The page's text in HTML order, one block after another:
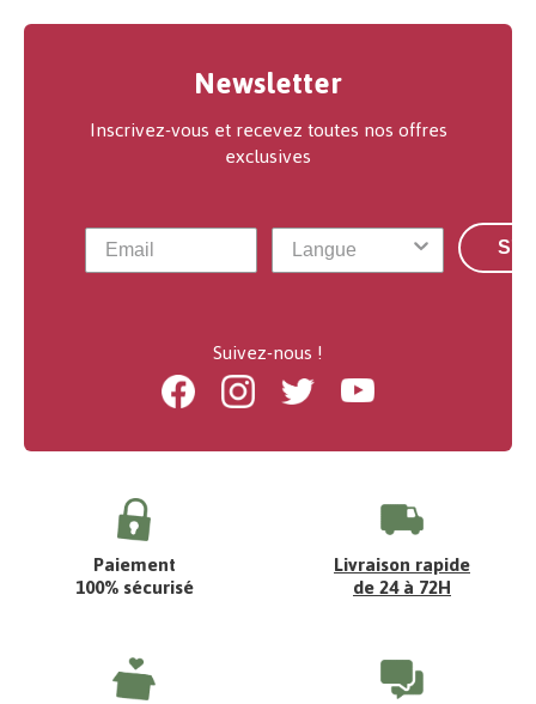
Newsletter
Inscrivez-vous et recevez toutes nos offres
exclusives
Suivez-nous !
FacebookInstagramTwitter Youtube
Paiement
100% sécurisé
Livraison rapide
de 24 à 72H